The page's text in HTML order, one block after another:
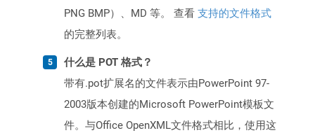
PNG BMP）、MD 等。 查看 支持的文件格式
的完整列表。
什么是 POT 格式？
带有.pot扩展名的文件表示由PowerPoint 97-
2003版本创建的Microsoft PowerPoint模板文
件。与Office OpenXML文件格式相比，使用这